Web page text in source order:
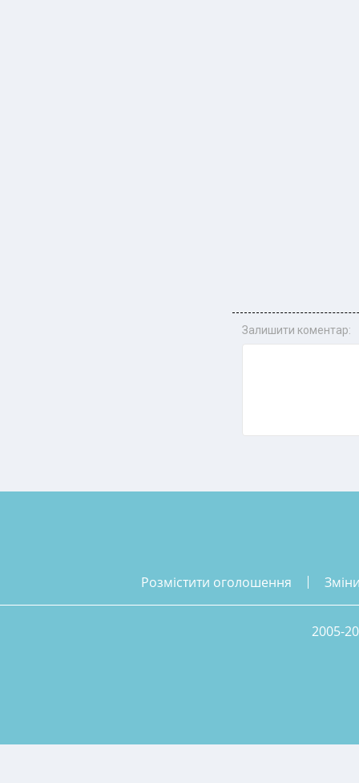
Залишити коментар:
розмістити оголошення
2005-